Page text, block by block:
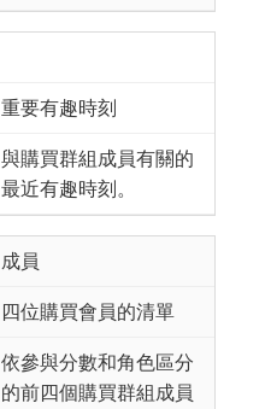
重要有趣時刻
與購買群組成員有關的
最近有趣時刻。
成員
四位購買會員的清單
依參與分數和角色區分
的前四個購買群組成員